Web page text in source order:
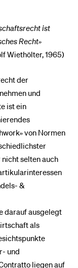
ist
Recht»
Wiethölter, 1965)
der
und
ist ein
von Normen
selten auch
&
darauf ausgelegt
als
und
liegen auf